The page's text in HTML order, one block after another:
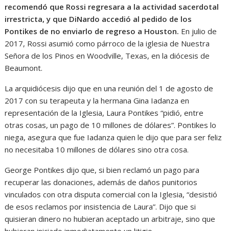
recomendó que Rossi regresara a la actividad sacerdotal
irrestricta, y que DiNardo accedió al pedido de los
Pontikes de no enviarlo de regreso a Houston. En julio de
2017, Rossi asumió como párroco de la iglesia de Nuestra
Señora de los Pinos en Woodville, Texas, en la diócesis de
Beaumont.
La arquidiócesis dijo que en una reunión del 1 de agosto de
2017 con su terapeuta y la hermana Gina Iadanza en
representación de la Iglesia, Laura Pontikes “pidió, entre
otras cosas, un pago de 10 millones de dólares”. Pontikes lo
niega, asegura que fue Iadanza quien le dijo que para ser feliz
no necesitaba 10 millones de dólares sino otra cosa.
George Pontikes dijo que, si bien reclamó un pago para
recuperar las donaciones, además de daños punitorios
vinculados con otra disputa comercial con la Iglesia, “desistió
de esos reclamos por insistencia de Laura”. Dijo que si
quisieran dinero no hubieran aceptado un arbitraje, sino que